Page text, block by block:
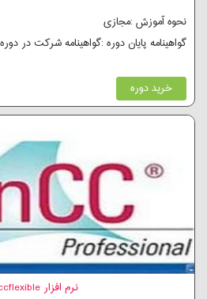
نحوه آموزش :مجازی
گواهینامه پایان دوره :گواهینامه شرکت در دوره
خرید دوره
نرم افزار winccflexible